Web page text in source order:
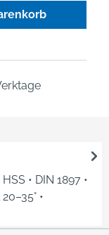
Gib den
• DIN 1897 •
•